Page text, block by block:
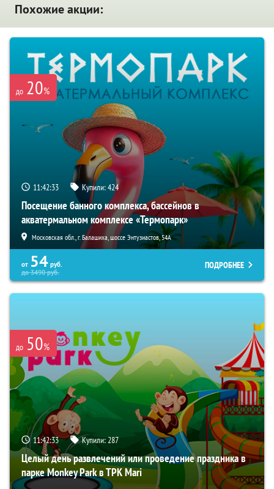
Похожие акции:
до 20%
11:42:32 Купили:424
Посещение банного комплекса, бассейнов в
акватермальном комплексе «Термопарк»
Московская обл., г. Балашиха, шоссе Энтузиастов, 54А
от 54 руб.
до3490руб.
ПОДРОБНЕЕ
до 50%
11:42:32 Купили:287
Целый день развлечений или проведение праздника в
парке Monkey Park в ТРК Mari